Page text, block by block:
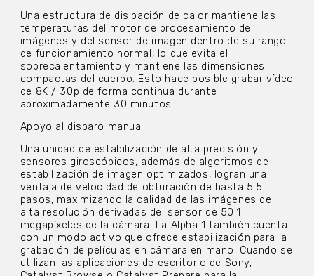
Una estructura de disipación de calor mantiene las
temperaturas del motor de procesamiento de
imágenes y del sensor de imagen dentro de su rango
de funcionamiento normal, lo que evita el
sobrecalentamiento y mantiene las dimensiones
compactas del cuerpo. Esto hace posible grabar vídeo
de 8K / 30p de forma continua durante
aproximadamente 30 minutos.
Apoyo al disparo manual
Una unidad de estabilización de alta precisión y
sensores giroscópicos, además de algoritmos de
estabilización de imagen optimizados, logran una
ventaja de velocidad de obturación de hasta 5.5
pasos, maximizando la calidad de las imágenes de
alta resolución derivadas del sensor de 50.1
megapíxeles de la cámara. La Alpha 1 también cuenta
con un modo activo que ofrece estabilización para la
grabación de películas en cámara en mano. Cuando se
utilizan las aplicaciones de escritorio de Sony,